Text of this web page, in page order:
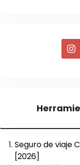
Seguro de viaje
[2026]